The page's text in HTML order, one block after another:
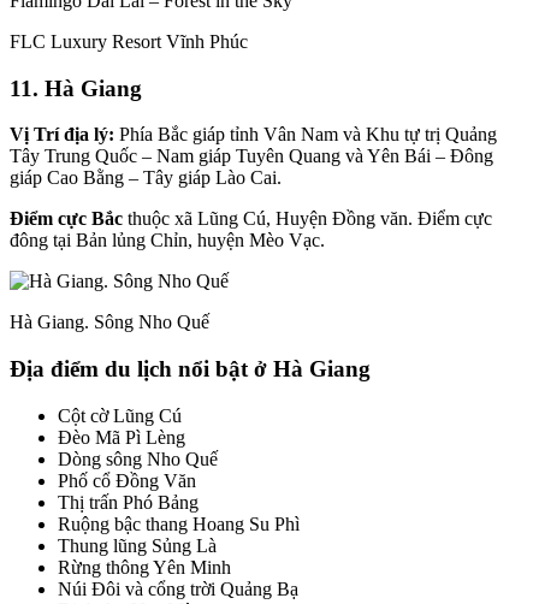
FLC Luxury Resort Vĩnh Phúc
11. Hà Giang
Vị Trí địa lý: Phía Bắc giáp tỉnh Vân Nam và Khu tự trị Quảng
Tây Trung Quốc – Nam giáp Tuyên Quang và Yên Bái – Đông
giáp Cao Bằng – Tây giáp Lào Cai.
Điểm cực Bắc thuộc xã Lũng Cú, Huyện Đồng văn. Điểm cực
đông tại Bản lủng Chỉn, huyện Mèo Vạc.
Hà Giang. Sông Nho Quế
Địa điểm du lịch nổi bật ở Hà Giang
Cột cờ Lũng Cú
Đèo Mã Pì Lèng
Dòng sông Nho Quế
Phố cổ Đồng Văn
Thị trấn Phó Bảng
Ruộng bậc thang Hoang Su Phì
Thung lũng Sủng Là
Rừng thông Yên Minh
Núi Đôi và cổng trời Quảng Bạ